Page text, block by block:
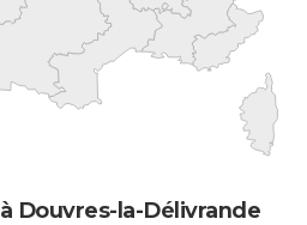
Douvres-la-Délivrande